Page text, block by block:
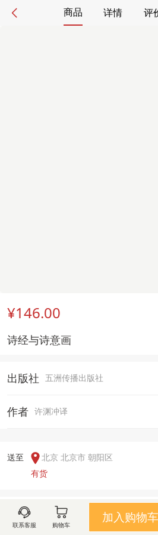
商品 详情 评
¥146.00
诗经与诗意画
出版社 五洲传播出版社
作者 许渊冲译
送至
北京 北京市 朝阳区
有货
用户评论(
联系客服 购物车
加入购物车